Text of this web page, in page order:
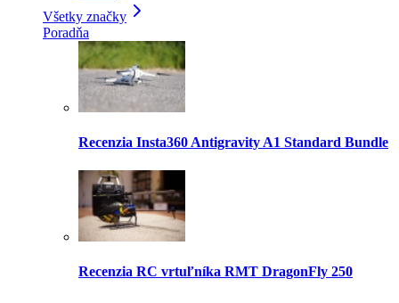
Všetky značky
Poradňa
Recenzia Insta360 Antigravity A1 Standard Bundle
Recenzia RC vrtuľníka RMT DragonFly 250